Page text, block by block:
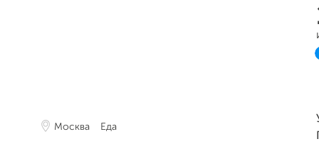
Москва Еда